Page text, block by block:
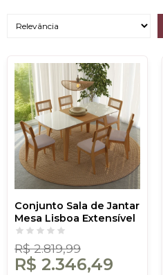
Conjunto Sala de Jantar
Mesa Lisboa Extensível
com 6 Cadeiras Tela
Sintética Freijó/Off
White/ Bege Claro
Rústico
R$ 2.819,99
R$ 2.346,49